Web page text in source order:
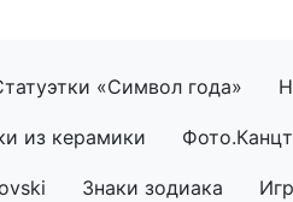
«Символ года»
из керамики
Знаки зодиака